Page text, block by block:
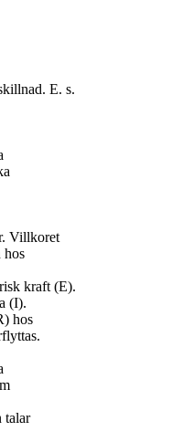
E. s.
Villkoret
hos
kraft (E).
(I).
hos
talar